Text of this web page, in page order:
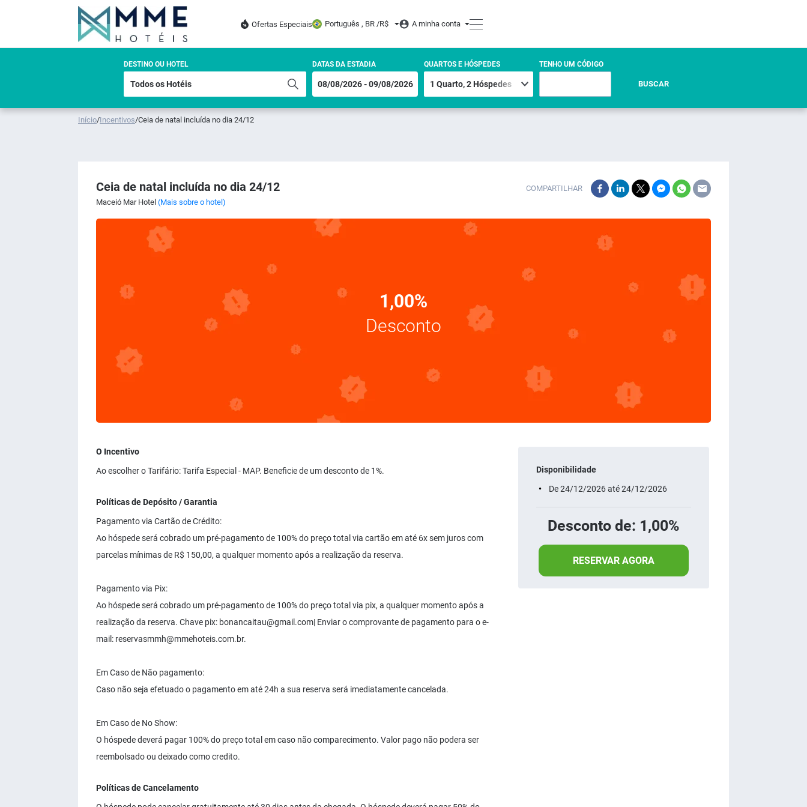
Ofertas Especiais Português , BR /R$ A minha conta
DESTINO OU HOTEL DATAS DA ESTADIA QUARTOS E HÓSPEDES TENHO UM CÓDIGO
BUSCAR
Início/Incentivos/Ceia de natal incluída no dia 24/12
Ceia de natal incluída no dia 24/12
Maceió Mar Hotel (Mais sobre o hotel)
COMPARTILHAR
1,00%
Desconto
O Incentivo
Ao escolher o Tarifário: Tarifa Especial - MAP. Beneficie de um desconto de 1%.
Políticas de Depósito / Garantia
Pagamento via Cartão de Crédito:
Ao hóspede será cobrado um pré-pagamento de 100% do preço total via cartão em até 6x sem juros com
parcelas mínimas de R$ 150,00, a qualquer momento após a realização da reserva.
Pagamento via Pix:
Ao hóspede será cobrado um pré-pagamento de 100% do preço total via pix, a qualquer momento após a
realização da reserva. Chave pix: bonancaitau@gmail.com| Enviar o comprovante de pagamento para o e-
mail: reservasmmh@mmehoteis.com.br.
Em Caso de Não pagamento:
Caso não seja efetuado o pagamento em até 24h a sua reserva será imediatamente cancelada.
Em Caso de No Show:
O hóspede deverá pagar 100% do preço total em caso não comparecimento. Valor pago não podera ser
reembolsado ou deixado como credito.
Políticas de Cancelamento
Disponibilidade
De 24/12/2026 até 24/12/2026
Desconto de: 1,00%
RESERVAR AGORA